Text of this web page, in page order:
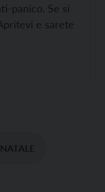
panico. Se si
e sarete